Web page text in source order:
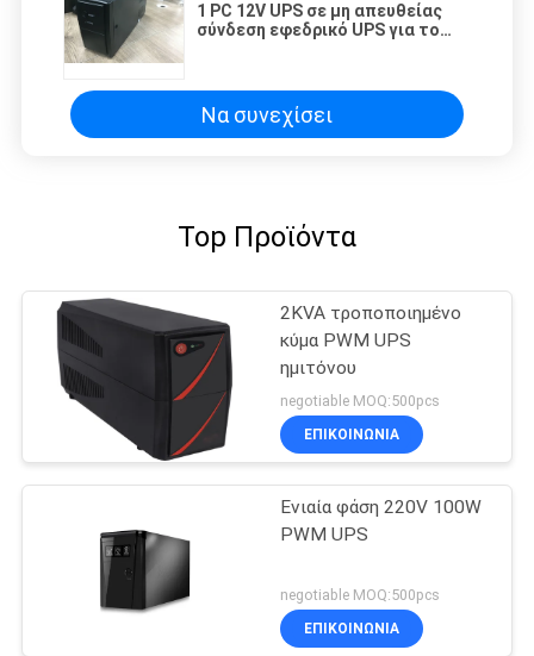
1 PC 12V UPS σε μη απευθείας
σύνδεση εφεδρικό UPS για το
Να συνεχίσει
Top Προϊόντα
2KVA τροποποιημένο
κύμα PWM UPS
ημιτόνου
negotiable MOQ:500pcs
ΕΠΙΚΟΙΝΩΝΙΑ
Ενιαία φάση 220V 100W
PWM UPS
negotiable MOQ:500pcs
ΕΠΙΚΟΙΝΩΝΙΑ